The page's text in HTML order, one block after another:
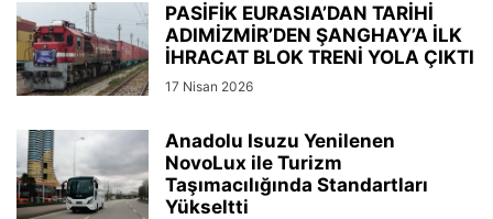
PASİFİK EURASIA’DAN TARİHİ
ADIMİZMİR’DEN ŞANGHAY’A İLK
İHRACAT BLOK TRENİ YOLA ÇIKTI
17 Nisan 2026
Anadolu Isuzu Yenilenen
NovoLux ile Turizm
Taşımacılığında Standartları
Yükseltti